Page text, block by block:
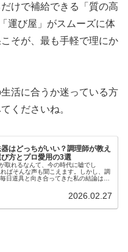
けで補給できる「質の高
運び屋」がスムーズに体
そが、最も手軽で理にか
活に合うか迷っている方
くださいね。
はどっちがいい？調理師が教え
方とプロ愛用の3選
取れるなんて、今の時代に嘘でし
ればそんな声も聞こえます。しかし、調
日道具と向き合ってきた私の結論は
2026.02.27